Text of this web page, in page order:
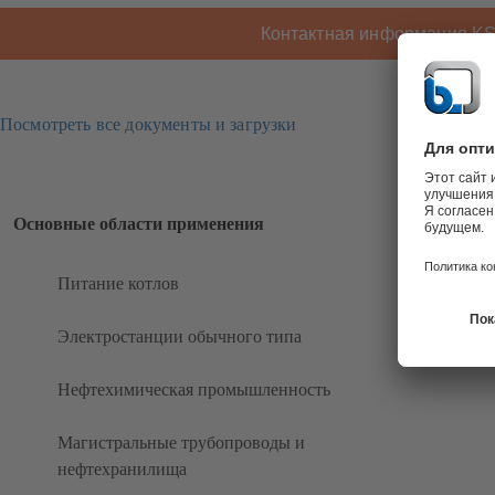
Контактная информация
Посмотреть все документы и загрузки
Основные области применения
Питание котлов
Электростанции обычного типа
Нефтехимическая промышленность
Магистральные трубопроводы и
нефтехранилища